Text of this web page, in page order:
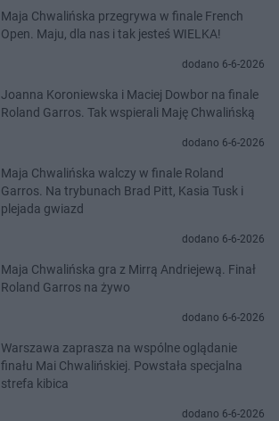
Maja Chwalińska przegrywa w finale French
Open. Maju, dla nas i tak jesteś WIELKA!
dodano 6-6-2026
Joanna Koroniewska i Maciej Dowbor na finale
Roland Garros. Tak wspierali Maję Chwalińską
dodano 6-6-2026
Maja Chwalińska walczy w finale Roland
Garros. Na trybunach Brad Pitt, Kasia Tusk i
plejada gwiazd
dodano 6-6-2026
Maja Chwalińska gra z Mirrą Andriejewą. Finał
Roland Garros na żywo
dodano 6-6-2026
Warszawa zaprasza na wspólne oglądanie
finału Mai Chwalińskiej. Powstała specjalna
strefa kibica
dodano 6-6-2026